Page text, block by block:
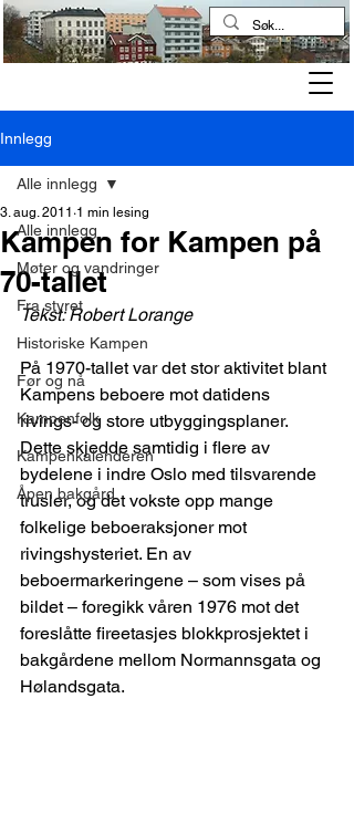
Innlegg
Alle innlegg
Møter og vandringer
Fra styret
Historiske Kampen
Før og nå
Kampenfolk
Kampenkalenderen
Åpen bakgård
Alle innlegg
Kampen for Kampen på
70-tallet
3. aug. 2011 1 min lesing
Tekst: Robert Lorange
På 1970-tallet var det stor aktivitet blant
Kampens beboere mot datidens
rivings- og store utbyggingsplaner.
Dette skjedde samtidig i flere av
bydelene i indre Oslo med tilsvarende
trusler, og det vokste opp mange
folkelige beboeraksjoner mot
rivingshysteriet. En av
beboermarkeringene – som vises på
bildet – foregikk våren 1976 mot det
foreslåtte fireetasjes blokkprosjektet i
bakgårdene mellom Normannsgata og
Hølandsgata.